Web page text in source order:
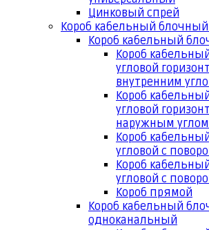
Цинковый спрей
Короб кабельный блочный
Короб кабельный
Короб
угловой
внутренним
Короб
угловой
наружным углом
Короб
угловой с
Короб
угловой с
Короб прямой
Короб кабельный
одноканальный